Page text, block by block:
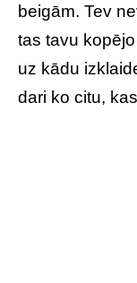
beigām. Tev
tas tavu
uz kādu
dari ko citu,